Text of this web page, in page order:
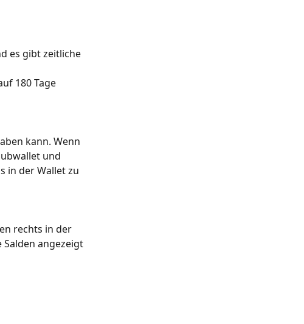
es gibt zeitliche
180 Tage
kann. Wenn
und
in der Wallet zu
rechts in der
angezeigt